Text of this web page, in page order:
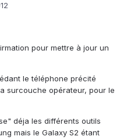
pour mettre à jour un
le téléphone précité
surcouche opérateur, pour le
déja les différents outils
mais le Galaxy S2 étant